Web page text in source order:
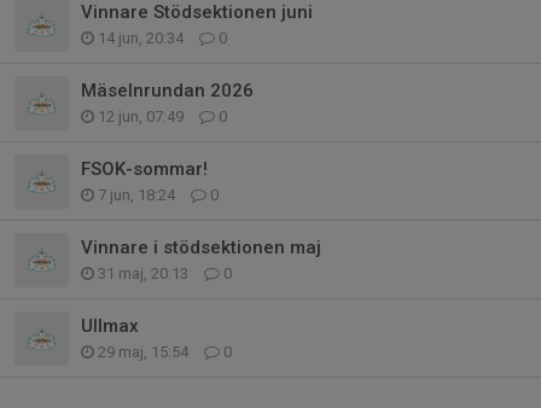
Vinnare Stödsektionen juni
14 jun, 20:34 0
Mäselnrundan 2026
12 jun, 07:49 0
FSOK-sommar!
7 jun, 18:24 0
Vinnare i stödsektionen maj
31 maj, 20:13 0
Ullmax
29 maj, 15:54 0